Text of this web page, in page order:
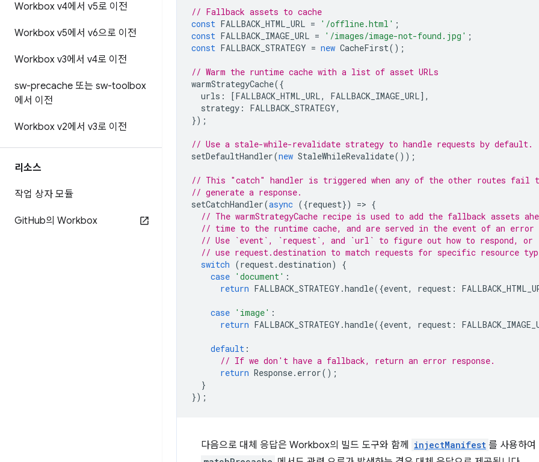
Workbox v4에서 v5로 이전
Workbox v5에서 v6으로 이전
Workbox v3에서 v4로 이전
sw-precache 또는 sw-toolbox
에서 이전
Workbox v2에서 v3로 이전
리소스
작업 상자 모듈
GitHub의 Workbox
// Fallback assets to cache
const FALLBACK_HTML_URL = '/offline.html' ;
const FALLBACK_IMAGE_URL = '/images/image-not-found.jpg' ;
const FALLBACK_STRATEGY = new CacheFirst();
// Warm the runtime cache with a list of asset URLs
warmStrategyCache({
urls : [FALLBACK_HTML_URL, FALLBACK_IMAGE_URL],
strategy : FALLBACK_STRATEGY,
});
// Use a stale-while-revalidate strategy to handle requests by default.
setDefaultHandler(new StaleWhileRevalidate());
// This "catch" handler is triggered when any of the other routes fail
// generate a response.
setCatchHandler(async ({request}) => {
// The warmStrategyCache recipe is used to add the fallback assets
// time to the runtime cache, and are served in the event of an error
// Use `event`, `request`, and `url` to figure out how to respond, or
// use request.destination to match requests for specific resource
switch (request.destination)
{
case 'document' :
return FALLBACK_STRATEGY .handle({event, request :
case 'image' :
return FALLBACK_STRATEGY .handle({event, request :
default :
// If we don't have a fallback, return an error response.
return Response. error();
}
});
다음으로 대체 응답은 Workbox의 빌드 도구와 함께 injectManifest 를 사용하여